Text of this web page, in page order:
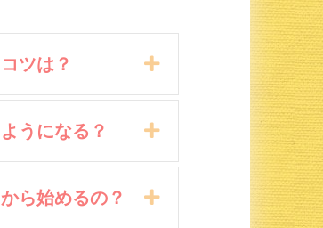
ツは？ Expand
うになる？ Expand
ら始めるの？ Expand